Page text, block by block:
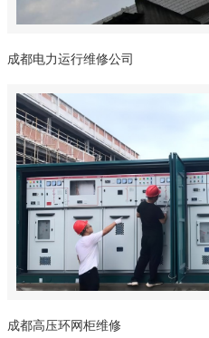
成都电力运行维修公司
成都高压环网柜维修